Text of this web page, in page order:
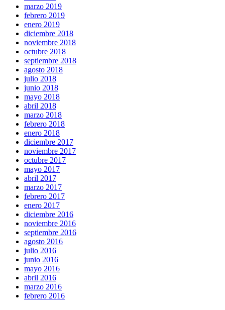
marzo 2019
febrero 2019
enero 2019
diciembre 2018
noviembre 2018
octubre 2018
septiembre 2018
agosto 2018
julio 2018
junio 2018
mayo 2018
abril 2018
marzo 2018
febrero 2018
enero 2018
diciembre 2017
noviembre 2017
octubre 2017
mayo 2017
abril 2017
marzo 2017
febrero 2017
enero 2017
diciembre 2016
noviembre 2016
septiembre 2016
agosto 2016
julio 2016
junio 2016
mayo 2016
abril 2016
marzo 2016
febrero 2016